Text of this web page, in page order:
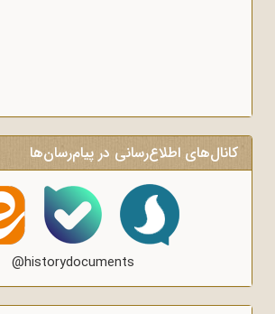
کانال‌های اطلاع‌رسانی در پیام‌رسان‌ها
@historydocuments